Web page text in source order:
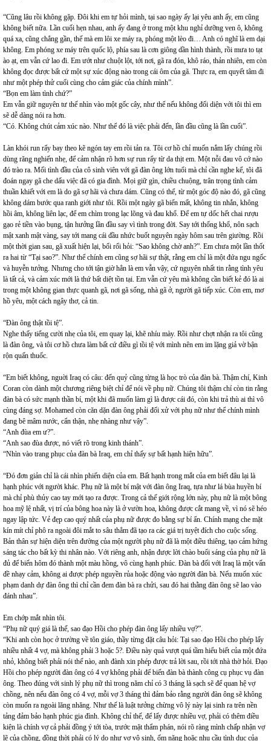
“Cũng lâu rồi không gặp. Đôi khi em tự hỏi mình, tại sao ngày ấy lại yêu anh ấy, em cũng
không biết nữa. Lần cuối hẹn nhau, anh ấy đang ở trong một khu nghỉ dưỡng ven ô, không
quá xa, cũng chẳng gần, thế mà em lôi xe máy ra, phóng một lèo đi… Anh có nghĩ là em dại
không. Em phóng xe máy trên quốc lộ, phía sau là cơn giông dần hình thành, rồi mưa to tạt
ào ạt, em vẫn cứ lao đi. Em ướt như chuột lột, tới nơi, gã ra đón, khô ráo, thản nhiên, em còn
không đọc được bất cứ một sự xúc động nào trong cái ôm của gã. Thực ra, em quyết tâm đi
như một phép thử cuối cùng cho cảm giác của chính mình”.
“Bọn em làm tình chứ?”
Em vẫn giữ nguyên tư thế nhìn vào một gốc cây, như thể nếu không đối diện với tôi thì em
sẽ dễ dàng nói ra hơn.
“Có. Không chút cảm xúc nào. Như thể đó là việc phải đến, lần đầu cũng là lần cuối”.
Làn khói run rẩy bay theo kẽ ngón tay em rồi tản ra. Tôi cơ hồ chỉ muốn nắm lấy chúng rồi
dùng răng nghiến nhẹ, để cảm nhận rõ hơn sự run rẩy từ da thịt em. Một nỗi đau vô cớ nào
đó trào ra. Mối tình đầu của cô sinh viên với gã đàn ông lớn tuổi mà chỉ cần nghe kể, tôi đã
đoán ngay gã che dấu việc đã có gia đình. Mọi giữ gìn, chiều chuộng, trân trọng tình cảm
thuần khiết với em là do gã sợ hãi và chưa dám. Cũng có thể, từ một góc độ nào đó, gã cũng
không dám bước qua ranh giới như tôi. Rồi một ngày gã biến mất, không tin nhắn, không
hồi âm, không liên lạc, để em chìm trong lạc lõng và đau khổ. Để em tự dốc hết chai rượu
gạo rẻ tiền vào bụng, tận hưởng lần đầu say vì tình trong đời. Say tới thống khổ, nôn sạch
mật xanh mật vàng, say tới mang cái đầu nhức buốt nguyên ngày hôm sau trên giường. Rồi
một thời gian sau, gã xuất hiện lại, bối rối hỏi: “Sao không chờ anh?”. Em chưa một lần thốt
ra hai từ “Tại sao?”. Như thể chính em cũng sợ hãi sự thật, rằng em chỉ là một đứa ngu ngốc
và huyễn tưởng. Nhưng cho tới tận giờ hẳn là em vẫn vậy, cứ nguyên nhất tin rằng tình yêu
là tất cả, và cảm xúc mới là thứ bất diệt tồn tại. Em vẫn cứ yêu mà không cần biết kẻ đó là ai
trong một không gian thực quanh gã, nơi gã sống, nhà gã ở, người gã tiếp xúc. Còn em, mơ
hồ yêu, một cách ngây thơ, cả tin.
“Đàn ông thật tồi tệ”.
Nghe thấy tiếng cười nhẹ của tôi, em quay lại, khẽ nhíu mày. Rồi như chợt nhận ra tôi cũng
là đàn ông, và tôi cơ hồ chưa làm bất cứ điều gì tồi tệ với mình nên em im lặng giả vờ bận
rộn quấn thuốc.
“Em biết không, nguời Iraq có câu: đến quỷ cũng từng là học trò của đàn bà. Thậm chí, Kinh
Coran còn dành một chương riêng biệt chỉ để nói về phụ nữ. Chúng tôi thậm chí còn tin rằng
đàn bà có sức mạnh thần bí, một khi đã muốn làm gì là được cái đó, còn khi trả thù ai thì vô
cùng đáng sợ. Mohamed còn căn dặn đàn ông phải đối xử với phụ nữ như thể chính mình
đang bê mâm nước, cẩn thận, nhẹ nhàng như vậy”.
“Anh đùa em ư?”.
“Anh sao đùa được, nó viết rõ trong kinh thánh”.
“Nhìn vào trang phục của đàn bà Iraq, em chỉ thấy sự bất hạnh hiện hữu”.
“Đó đơn giản chỉ là cái nhìn phiến diện của em. Bất hạnh trong mắt của em biết đâu lại là
hạnh phúc với người khác. Phụ nữ là một bí mật với đàn ông Iraq, tựa như lá bùa huyền bí
mà chỉ phù thủy cao tay mới tạo ra được. Trong cả thế giới rộng lớn này, phụ nữ là một bông
hoa mỹ lệ nhất, vị trí của bông hoa này là ở vườn hoa, không được cắt mang về, vì nó sẽ héo
ngay lập tức. Vẻ đẹp cao quý nhất của phụ nữ được đo bằng sự bí ẩn. Chính mạng che mặt
kín mít chỉ phô ra ngoài đôi mắt to sâu thẳm đã tạo ra các giá trị tuyệt đích cho cuộc sống.
Bản thân sự hiện diện trên đường của một người phụ nữ đã là một điều thiêng, tạo cảm hứng
sáng tác cho bất kỳ thi nhân nào. Với riêng anh, nhận được lời chào buổi sáng của phụ nữ là
đủ để biến hôm đó thành một màu hồng, vô cùng hạnh phúc. Đàn bà đối với Iraq là một vấn
đề nhạy cảm, không ai được phép nguyền rủa hoặc động vào người đàn bà. Nếu muốn xúc
phạm danh dự đàn ông thì chỉ cần đem đàn bà ra chửi, sau đó hai thằng đàn ông sẽ lao vào
đánh nhau”.
Em chớp mắt nhìn tôi.
“Phụ nữ quý giá là thế, sao đạo Hồi cho phép đàn ông lấy nhiều vợ?”.
“Khi anh còn học ở trường về tôn giáo, thầy từng đặt câu hỏi: Tại sao đạo Hồi cho phép lấy
nhiều nhất 4 vợ, mà không phải 3 hoặc 5?. Điều này quả vượt quá tầm hiểu biết của một đứa
nhỏ, không biết phải nói thế nào, anh đành xin phép được trả lời sau, rồi tới nhà thờ hỏi. Đạo
Hồi cho phép người đàn ông có 4 vợ không phải để biến đàn bà thành công cụ phục vụ đàn
ông. Theo đúng với sinh lý phụ nữ thì trong năm chỉ có 3 tháng là sạch sẽ để quan hệ vợ
chồng, nên nếu đàn ông có 4 vợ, mỗi vợ 3 tháng thì đảm bảo rằng người đàn ông sẽ không
còn muốn ra ngoài lăng nhăng. Như thế là luật tưởng chừng vô lý này lại sinh ra trên nền
tảng đảm bảo hạnh phúc gia đình. Không chỉ thế, để lấy được nhiều vợ, phải có thêm điều
kiện là chính vợ cả phải đồng ý tới tòa, trước mặt thẩm phán, nói rõ ràng mình chấp nhận vợ
lẽ của chồng, đồng thời phải có lý do như vợ vô sinh, ốm nặng hoặc nhu cầu tình dục của